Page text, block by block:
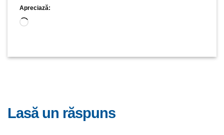
Apreciază:
Încarc...
lasă un răspuns